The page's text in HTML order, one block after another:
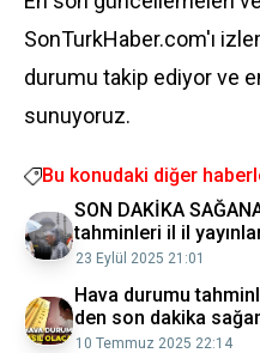
SonTurkHaber.com'ı
durumu takip ediyor ve
sunuyoruz.
Bu konudaki diğer
SON DAKİKA
tahminleri il il
nasıl olacak,
23 Eylül 2025 21:01
Hava durumu
den son dakika
Temmuz) hava nasıl
10 Temmuz 2025 22:14